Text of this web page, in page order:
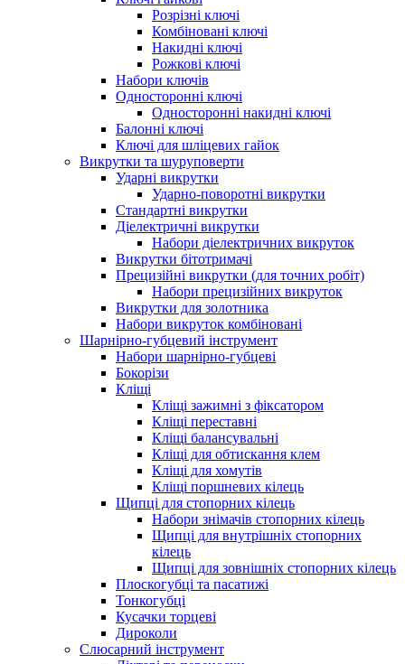
Розрізні ключі
Комбіновані ключі
Накидні ключі
Рожкові ключі
Набори ключів
Односторонні ключі
Односторонні накидні ключі
Балонні ключі
Ключі для шліцевих гайок
Викрутки та шуруповерти
Ударні викрутки
Ударно-поворотні викрутки
Стандартні викрутки
Діелектричні викрутки
Набори діелектричних викруток
Викрутки бітотримачі
Прецизійні викрутки (для точних робіт)
Набори прецизійних викруток
Викрутки для золотника
Набори викруток комбіновані
Шарнірно-губцевий інструмент
Набори шарнірно-губцеві
Бокорізи
Кліщі
Кліщі зажимні з фіксатором
Кліщі переставні
Кліщі балансувальні
Кліщі для обтискання клем
Кліщі для хомутів
Кліщі поршневих кілець
Щипці для стопорних кілець
Набори знімачів стопорних кілець
Щипці для внутрішніх стопорних
кілець
Щипці для зовнішніх стопорних кілець
Плоскогубці та пасатижі
Тонкогубці
Кусачки торцеві
Дироколи
Слюсарний інструмент